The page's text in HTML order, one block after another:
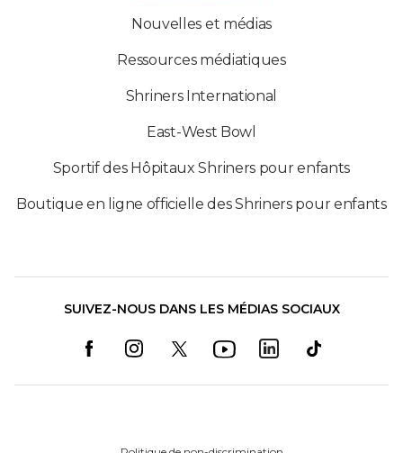
Nouvelles et médias
Ressources médiatiques
Shriners International
East-West Bowl
Sportif des Hôpitaux Shriners pour enfants
Boutique en ligne officielle des Shriners pour enfants
SUIVEZ-NOUS DANS LES MÉDIAS SOCIAUX